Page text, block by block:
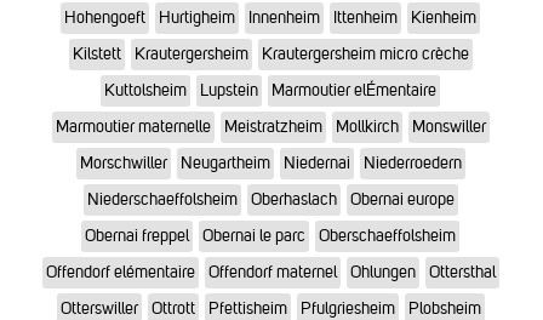
Hohengoeft
Hurtigheim Innenheim Ittenheim
Kienheim
Kilstett
Krautergersheim
Krautergersheim micro crèche
Kuttolsheim
Lupstein
Marmoutier elÉmentaire
Marmoutier maternelle
Meistratzheim Mollkirch
Monswiller
Morschwiller
Neugartheim Niedernai
Niederroedern
Niederschaeffolsheim
Oberhaslach
Obernai europe
Obernai freppel
Obernai le parc
Oberschaeffolsheim
Offendorf elémentaire
Offendorf maternel Ohlungen
Ottersthal
Otterswiller
Ottrott Pfettisheim Pfulgriesheim
Plobsheim